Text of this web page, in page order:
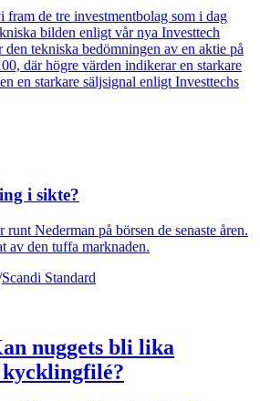
de tre investmentbolag som i dag
bilden enligt vår nya Investtech
den tekniska bedömningen av en aktie på
där högre värden indikerar en starkare
en starkare säljsignal enligt Investtechs
i sikte?
Nederman på börsen de senaste åren.
av den tuffa marknaden.
Scandi Standard
nuggets bli lika
kycklingfilé?